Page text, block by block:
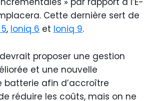
Cette dernière sert de
, Ioniq 6 et Ioniq 9.
proposer une gestion
et une nouvelle
batterie afin d’accroître
réduire les coûts, mais on ne